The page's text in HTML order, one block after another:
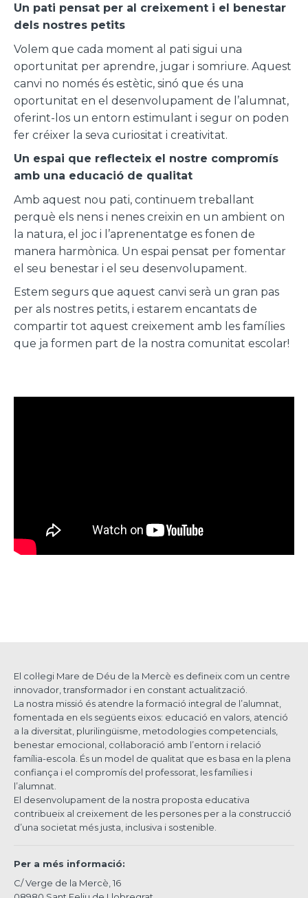
Un pati pensat per al creixement i el benestar
dels nostres petits
Volem que cada moment al pati sigui una
oportunitat per aprendre, jugar i somriure. Aquest
canvi no només és estètic, sinó que és una
oportunitat en el desenvolupament de l’alumnat,
oferint-los un entorn estimulant i segur on poden
fer créixer la seva curiositat i creativitat.
Un espai que reflecteix el nostre compromís
amb una educació de qualitat
Amb aquest nou pati, continuem treballant
perquè els nens i nenes creixin en un ambient on
la natura, el joc i l’aprenentatge es fonen de
manera harmònica. Un espai pensat per fomentar
el seu benestar i el seu desenvolupament.
Estem segurs que aquest canvi serà un gran pas
per als nostres petits, i estarem encantats de
compartir tot aquest creixement amb les famílies
que ja formen part de la nostra comunitat escolar!
El col·legi Mare de Déu de la Mercè es defineix com un centre
innovador, transformador i en constant actualització.
La nostra missió és atendre la formació integral de l’alumnat,
fomentada en els següents eixos: educació en valors, atenció
a la diversitat, plurilingüisme, metodologies competencials,
benestar emocional, col·laboració amb l’entorn i relació
família-escola. És un model de qualitat que es basa en la plena
confiança i el compromís del professorat, les famílies i
l’alumnat.
El desenvolupament de la nostra proposta educativa
contribueix al creixement de les persones per a la construcció
d’una societat més justa, inclusiva i sostenible.
Per a més informació:
C/ Verge de la Mercè, 16